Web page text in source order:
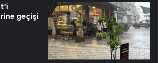
geçişi